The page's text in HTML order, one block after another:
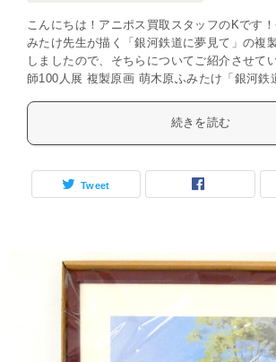
こんにちは！アニポス買取スタッフのKです
みたけ先生が描く「銀河鉄道に夢見て」の複
しましたので、そちらについてご紹介させて
師100人展 複製原画 萌木原ふみたけ「銀河
続きを読む
Tweet